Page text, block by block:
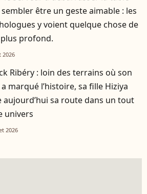
être un geste aimable : les
y voient quelque chose de
profond.
2026
Ribéry : loin des terrains où son
marqué l’histoire, sa fille Hiziya
aujourd’hui sa route dans un tout
univers
2026